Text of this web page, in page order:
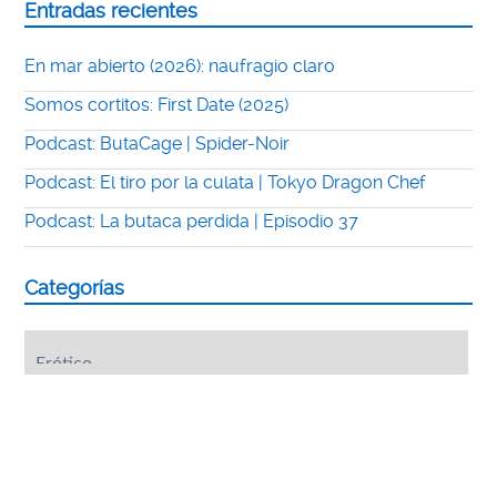
Entradas recientes
En mar abierto (2026): naufragio claro
Somos cortitos: First Date (2025)
Podcast: ButaCage | Spider-Noir
Podcast: El tiro por la culata | Tokyo Dragon Chef
Podcast: La butaca perdida | Episodio 37
Categorías